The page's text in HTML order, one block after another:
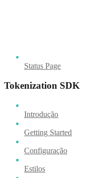
Status Page
Tokenization SDK
Introdução
Getting Started
Configuração
Estilos